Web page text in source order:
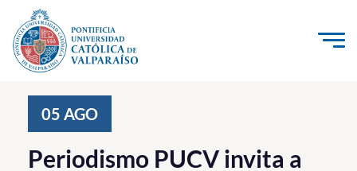
Click acá para ir directamente al contenido
Investigación, Creación e Innovación
PUCV Internacional
05 AGO
Periodismo PUCV invita a